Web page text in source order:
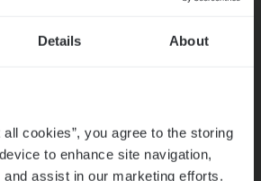
Details About
cookies”, you agree to the storing
to enhance site navigation,
assist in our marketing efforts.